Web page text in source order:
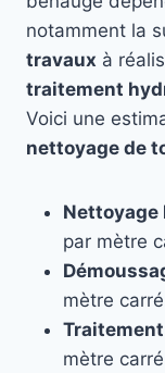
notamment la
travaux à
traitement
Voici une
nettoyage de
Nettoyage
par mètre
mètre
mètre